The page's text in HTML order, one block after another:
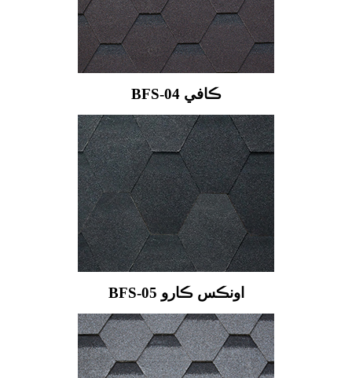
BFS-04 ڪافي
BFS-05 اونڪس ڪارو